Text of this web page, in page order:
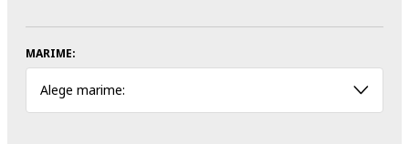
MARIME:
Alege marime: